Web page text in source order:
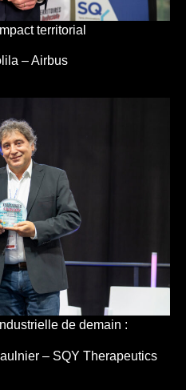
territorial
– Airbus
de demain :
– SQY Therapeutics